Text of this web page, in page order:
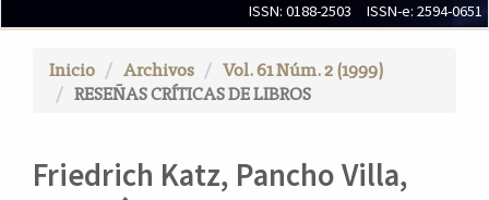
n
c
C
ISSN: 0188-2503 ISSN-e: 2594-0651
Inicio Archivos
Vol. 61 Núm. 2 (1999)
RESEÑAS CRÍTICAS DE LIBROS
Friedrich Katz, Pancho Villa,